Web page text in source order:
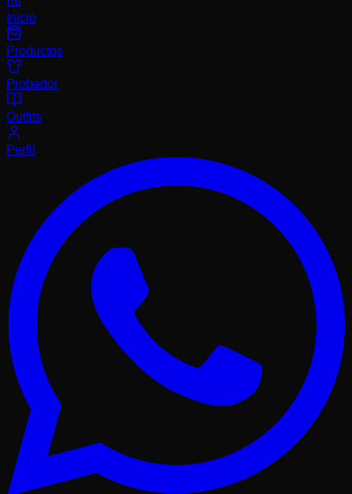
Inicio
Productos
Probador
Outfits
Perfil